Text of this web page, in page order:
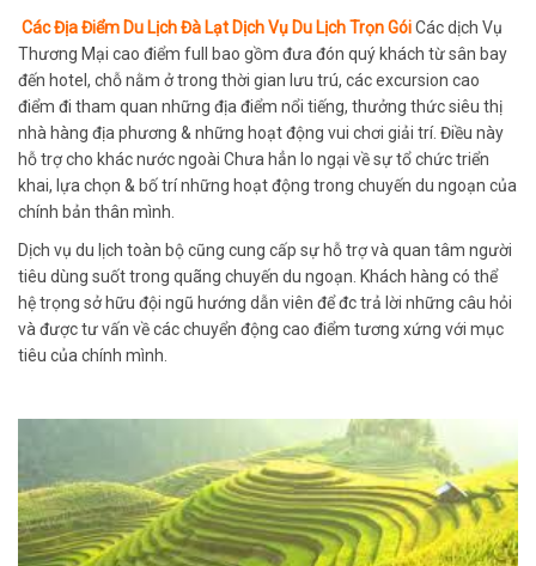
Các Địa Điểm Du Lịch Đà Lạt Dịch Vụ Du Lịch Trọn GóiCác dịch Vụ
Thương Mại cao điểm full bao gồm đưa đón quý khách từ sân bay
đến hotel, chỗ nằm ở trong thời gian lưu trú, các excursion cao
điểm đi tham quan những địa điểm nổi tiếng, thưởng thức siêu thị
nhà hàng địa phương & những hoạt động vui chơi giải trí. Điều này
hỗ trợ cho khác nước ngoài Chưa hẳn lo ngại về sự tổ chức triển
khai, lựa chọn & bố trí những hoạt động trong chuyến du ngoạn của
chính bản thân mình.
Dịch vụ du lịch toàn bộ cũng cung cấp sự hỗ trợ và quan tâm người
tiêu dùng suốt trong quãng chuyến du ngoạn. Khách hàng có thể
hệ trọng sở hữu đội ngũ hướng dẫn viên để đc trả lời những câu hỏi
và được tư vấn về các chuyển động cao điểm tương xứng với mục
tiêu của chính mình.